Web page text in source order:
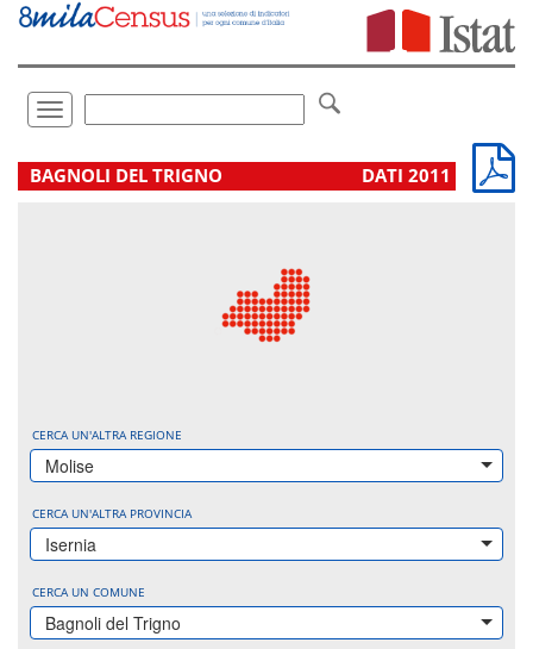
Vai
direttamente
Toggle
navigation
.
BAGNOLI DEL TRIGNO DATI 2011
CERCA UN'ALTRA REGIONE
Molise
CERCA UN'ALTRA PROVINCIA
Isernia
CERCA UN COMUNE
Bagnoli del Trigno